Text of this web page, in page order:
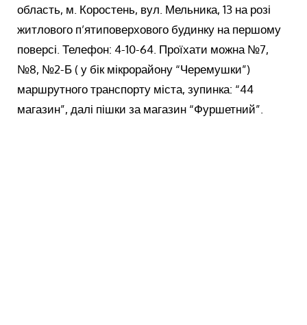
область, м. Коростень, вул. Мельника, 13 на розі
житлового п’ятиповерхового будинку на першому
поверсі. Телефон: 4-10-64. Проїхати можна №7,
№8, №2-Б ( у бік мікрорайону “Черемушки”)
маршрутного транспорту міста, зупинка: “44
магазин”, далі пішки за магазин “Фуршетний”.